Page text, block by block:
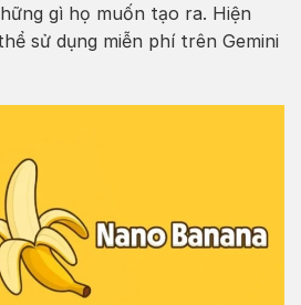
gì họ muốn tạo ra. Hiện
sử dụng miễn phí trên Gemini